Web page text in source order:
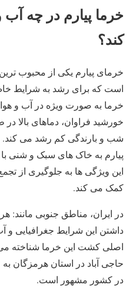
خرما پیارم در چه
کند؟
خرمای پیارم یکی از محبوب
است که برای رشد به شرایط
خرما به صورت ویژه در آب و
خورشید فراوان، دماهای بالا
شب و بارندگی کم رشد می ‌کند.
پیارم به خاک‌ های سبک و شنی
این ویژگی‌ ها به جلوگیری از
کمک می‌ کند.
در ایران، مناطق جنوبی مانند:
داشتن این شرایط جغرافیایی و
اصلی کشت این خرما شناخته
حاجی ‌آباد در استان هرمزگان
در کشور مشهور است.